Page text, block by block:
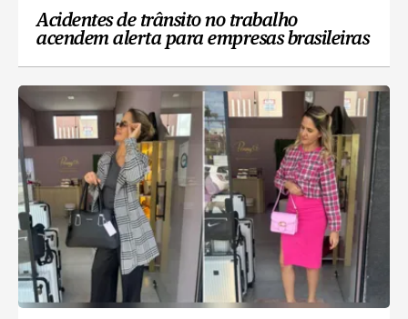
Acidentes de trânsito no trabalho
acendem alerta para empresas brasileiras